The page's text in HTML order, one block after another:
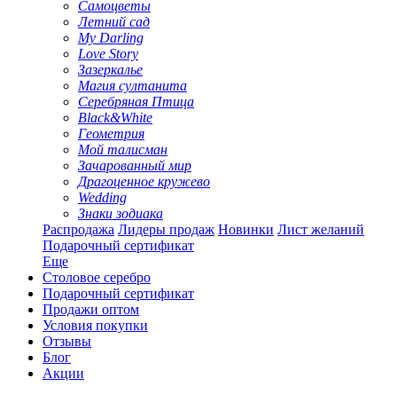
Самоцветы
Летний сад
My Darling
Love Story
Зазеркалье
Магия султанита
Серебряная Птица
Black&White
Геометрия
Мой талисман
Зачарованный мир
Драгоценное кружево
Wedding
Знаки зодиака
Распродажа Лидеры продаж Новинки Лист желаний
Подарочный сертификат
Еще
Столовое серебро
Подарочный сертификат
Продажи оптом
Условия покупки
Отзывы
Блог
Акции